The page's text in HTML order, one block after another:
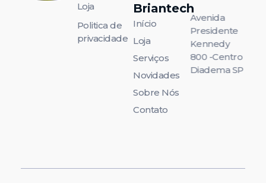
Loja
Politica de
privacidade
Briantech
Início
Loja
Serviços
Novidades
Sobre Nós
Contato
Avenida
Presidente
Kennedy
800 -Centro
Diadema SP